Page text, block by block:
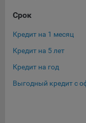
Срок
Кредит на 1 месяц
Кредит на 5 лет
Кредит на год
Выгодный кредит с